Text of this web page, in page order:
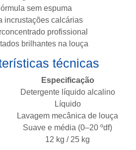
sem espuma
incrustações calcárias
profissional
brilhantes na louça
técnicas
Especificação
Detergente líquido alcalino
Líquido
Lavagem mecânica de louça
Suave e média (0–20 ºdf)
12 kg / 25 kg